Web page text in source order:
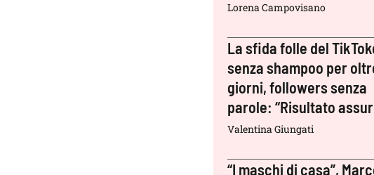
Lorena Campovisano
La sfida folle del
senza shampoo per
giorni, followers senza
parole: “Risultato
Valentina Giungati
“I maschi di casa”,